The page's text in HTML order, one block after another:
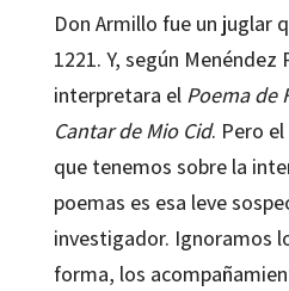
Don Armillo fue un juglar
1221. Y, según
interpretara el Poema de
Cantar de Mio Cid. Pero
que tenemos sobre la
poemas es esa leve
investigador. Ignoramos
forma, los